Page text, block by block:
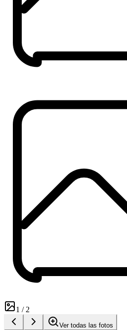
1 /2
Ver todas las fotos